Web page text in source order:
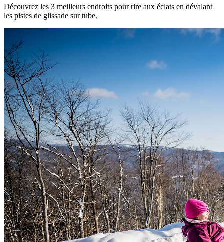
Découvrez les 3 meilleurs endroits pour rire aux éclats en dévalant
les pistes de glissade sur tube.